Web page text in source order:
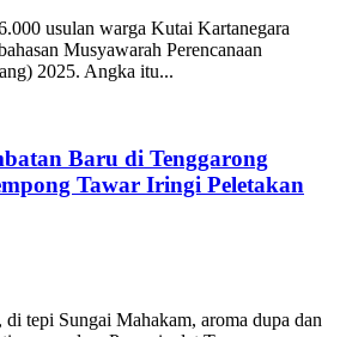
usulan warga Kutai Kartanegara
Musyawarah Perencanaan
2025. Angka itu...
Baru di Tenggarong
Tawar Iringi Peletakan
tepi Sungai Mahakam, aroma dupa dan